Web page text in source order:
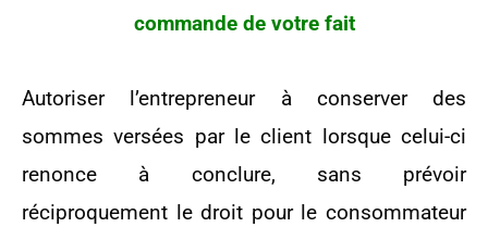
commande de votre fait
Autoriser l’entrepreneur à conserver des
sommes versées par le client lorsque celui-ci
renonce à conclure, sans prévoir
réciproquement le droit pour le consommateur